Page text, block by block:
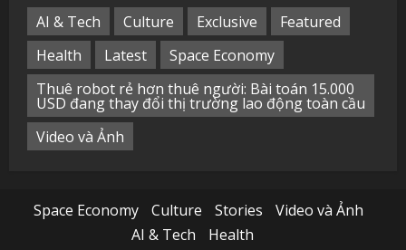
AI & Tech Culture Exclusive
Featured
Health
Latest
Space Economy
Thuê robot rẻ hơn thuê người: Bài toán 15.000
USD đang thay đổi thị trường lao động toàn cầu
Video và Ảnh
Space Economy Culture Stories
Video và Ảnh
AI & Tech
Health